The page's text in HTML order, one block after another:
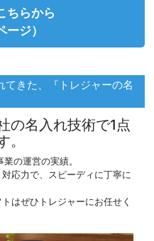
ちらから
ージ）
きた、『トレジャーの名
の名入れ技術で1点
の運営の実績。
応力で、スピーディに丁寧に
はぜひトレジャーにお任せく